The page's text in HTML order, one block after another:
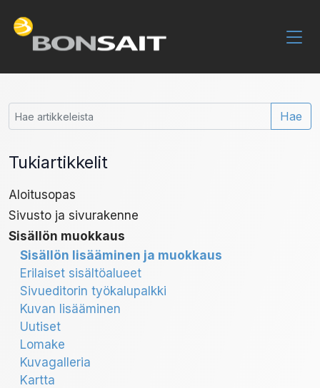
Hae
Tukiartikkelit
Aloitusopas
Sivusto ja sivurakenne
Sisällön muokkaus
Sisällön lisääminen ja muokkaus
Erilaiset sisältöalueet
Sivueditorin työkalupalkki
Kuvan lisääminen
Uutiset
Lomake
Kuvagalleria
Kartta